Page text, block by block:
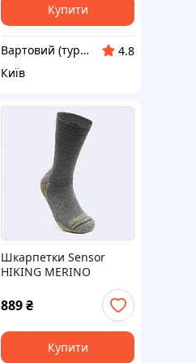
Купити
Вартовий (туризм, полювання та кемпінг)
4.8
Київ
Шкарпетки Sensor
HIKING MERINO
88K19CX915
889₴
Купити